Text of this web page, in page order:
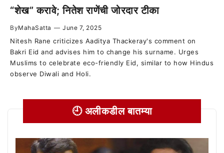
“शेख” करावे; नितेश राणेंची जोरदार टीका
ByMahaSatta — June 7, 2025
Nitesh Rane criticizes Aaditya Thackeray's comment on
Bakri Eid and advises him to change his surname. Urges
Muslims to celebrate eco-friendly Eid, similar to how Hindus
observe Diwali and Holi.
🕘 अलीकडील बातम्या